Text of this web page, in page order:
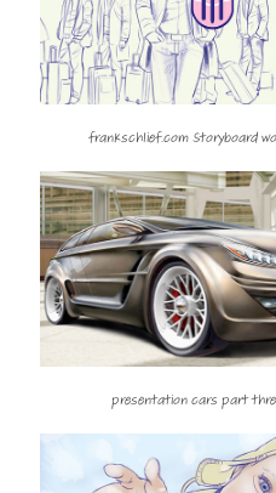
frankschlief.com Storyboard
presentation cars part